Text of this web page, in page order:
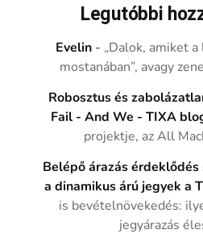
Legutóbbi
Evelin - „Dalok, amiket
mostanában”, avagy
Robosztus és
Fail - And We - TIXA
projektje, az All
Belépő árazás
a dinamikus árú jegyek a
is bevételnövekedés:
jegyárazás